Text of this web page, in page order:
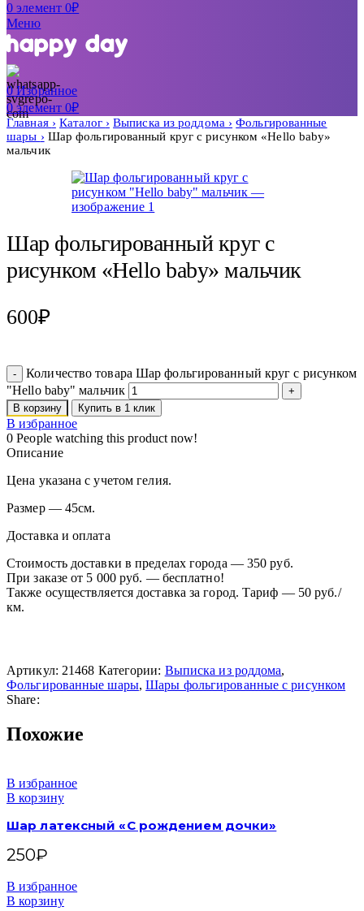
0элемент 0₽
Меню
0Избранное
0элемент 0₽
Главная Каталог Выписка из роддома
Фольгированные
шары
Шар фольгированный круг с рисунком «Hello baby»
мальчик
Шар фольгированный круг с
рисунком «Hello baby» мальчик
600₽
Количество товара Шар фольгированный круг с рисунком
"Hello baby" мальчик
В корзину Купить в 1 клик
В избранное
0 People watching this product now!
Описание
Цена указана с учетом гелия.
Размер — 45см.
Доставка и оплата
Стоимость доставки в пределах города — 350 руб.
При заказе от 5 000 руб. — бесплатно!
Также осуществляется доставка за город. Тариф — 50 руб./
км.
Артикул: 21468 Категории: Выписка из роддома,
Фольгированные шары, Шары фольгированные с рисунком
Share:
Похожие
В избранное
В корзину
Шар латексный «С рождением дочки»
250₽
В избранное
В корзину